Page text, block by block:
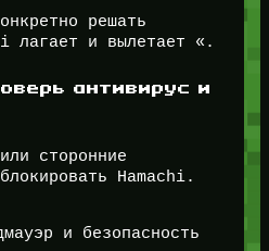
решать
лагает и вылетает «.
антивирус и
сторонние
Hamachi.
и безопасность